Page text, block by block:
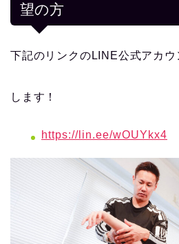
望の方
下記のリンクのLINE公式アカ
します！
https://lin.ee/wOUYkx4